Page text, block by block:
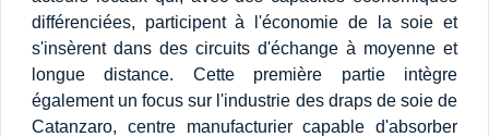
différenciées, participent à l'économie de la soie et
s'insèrent dans des circuits d'échange à moyenne et
longue distance. Cette première partie intègre
également un focus sur l'industrie des draps de soie de
Catanzaro, centre manufacturier capable d'absorber